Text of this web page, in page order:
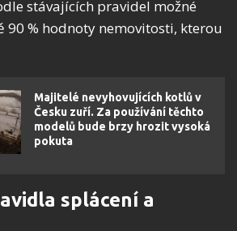
stávajících pravidel možné
90 % hodnoty nemovitosti, kterou
Majitelé nevyhovujících kotlů v
Česku zuří. Za používání těchto
modelů bude brzy hrozit vysoká
pokuta
splácení a